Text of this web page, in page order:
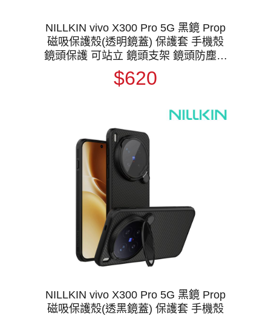
NILLKIN vivo X300 Pro 5G 黑鏡 Prop
磁吸保護殼(透明鏡蓋) 保護套 手機殼
鏡頭保護 可站立 鏡頭支架 鏡頭防塵蓋
鏡頭蓋 支援 MagSafe
$620
NILLKIN vivo X300 Pro 5G 黑鏡 Prop
磁吸保護殼(透黑鏡蓋) 保護套 手機殼